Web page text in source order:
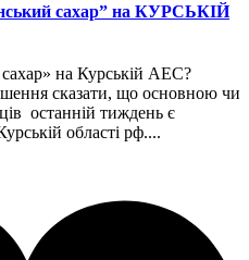
сахар” на КУРСЬКІЙ
на Курській АЕС?
сказати, що основною чи
останній тиждень є
області рф....